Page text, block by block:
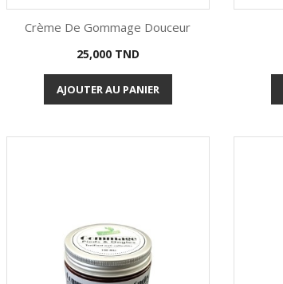
Aperçu rapide
Crème De Gommage Douceur
Prix
25,000 TND
AJOUTER AU PANIER